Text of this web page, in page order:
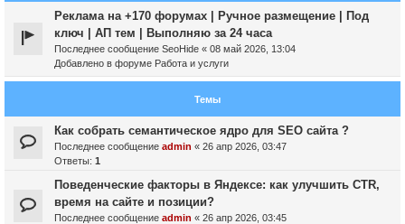
Реклама на +170 форумах | Ручное размещение | Под
ключ | АП тем | Выполняю за 24 часа
Последнее сообщение SeoHide « 08 май 2026, 13:04
Добавлено в форуме Работа и услуги
Темы
Как собрать семантическое ядро для SEO сайта ?
Последнее сообщение admin « 26 апр 2026, 03:47
Ответы: 1
Поведенческие факторы в Яндексе: как улучшить CTR,
время на сайте и позиции?
Последнее сообщение admin « 26 апр 2026, 03:45